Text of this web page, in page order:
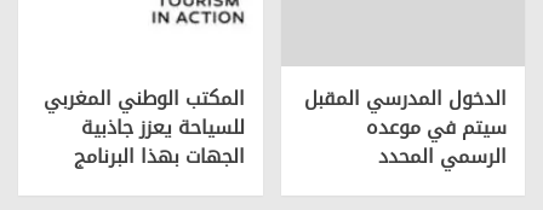
الدخول المدرسي المقبل
سیتم في موعده
الرسمي المحدد
المكتب الوطني المغربي
للسياحة يعزز جاذبية
الجهات بهذا البرنامج